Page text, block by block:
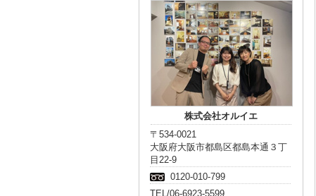
株式会社オルイエ
〒534-0021
大阪府大阪市都島区都島本通３丁
目22-9
0120-010-799
TEL/06-6923-5599